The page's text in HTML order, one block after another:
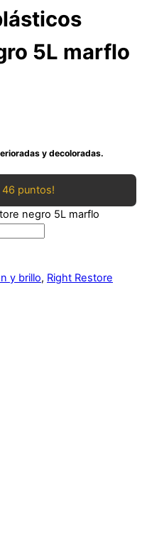
5L marflo
y decoloradas.
puntos!
negro 5L marflo
y brillo, Right Restore